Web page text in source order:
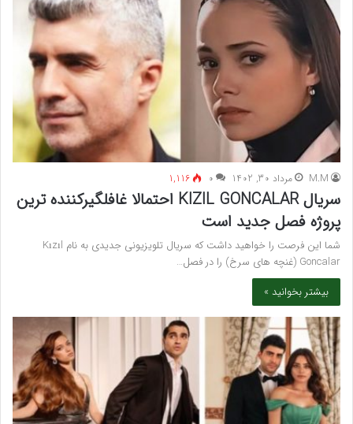
M.M مرداد 30, 1402 ۰ 1,116
سریال KIZIL GONCALAR احتمالا غافلگیرکننده ترین
پروژه فصل جدید است
شما این فرصت را خواهید داشت که سریال تلویزیونی جدیدی به نام Kızıl
Goncalar (غنچه های سرخ) را در فصل…
بیشتر بخوانید »